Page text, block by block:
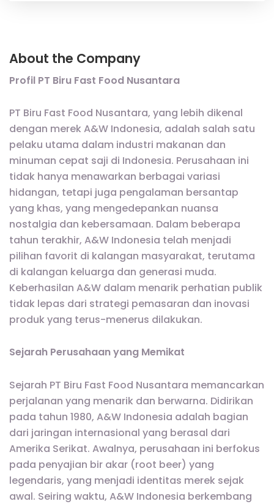
About the Company
Profil PT Biru Fast Food Nusantara
PT Biru Fast Food Nusantara, yang lebih dikenal
dengan merek A&W Indonesia, adalah salah satu
pelaku utama dalam industri makanan dan
minuman cepat saji di Indonesia. Perusahaan ini
tidak hanya menawarkan berbagai variasi
hidangan, tetapi juga pengalaman bersantap
yang khas, yang mengedepankan nuansa
nostalgia dan kebersamaan. Dalam beberapa
tahun terakhir, A&W Indonesia telah menjadi
pilihan favorit di kalangan masyarakat, terutama
di kalangan keluarga dan generasi muda.
Keberhasilan A&W dalam menarik perhatian publik
tidak lepas dari strategi pemasaran dan inovasi
produk yang terus-menerus dilakukan.
Sejarah Perusahaan yang Memikat
Sejarah PT Biru Fast Food Nusantara memancarkan
perjalanan yang menarik dan berwarna. Didirikan
pada tahun 1980, A&W Indonesia adalah bagian
dari jaringan internasional yang berasal dari
Amerika Serikat. Awalnya, perusahaan ini berfokus
pada penyajian bir akar (root beer) yang
legendaris, yang menjadi identitas merek sejak
awal. Seiring waktu, A&W Indonesia berkembang